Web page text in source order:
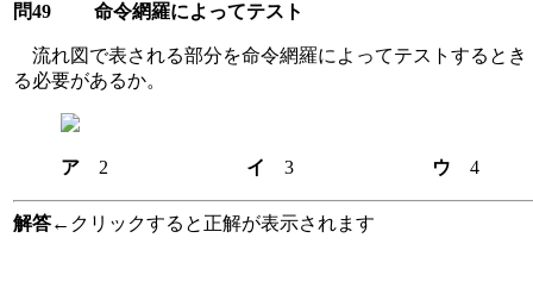
問49
命令網羅によってテスト
流れ図で表される部分を命令網羅によってテストすると
る必要があるか。
ア 2 イ 3 ウ
解答←クリックすると正解が表示されます